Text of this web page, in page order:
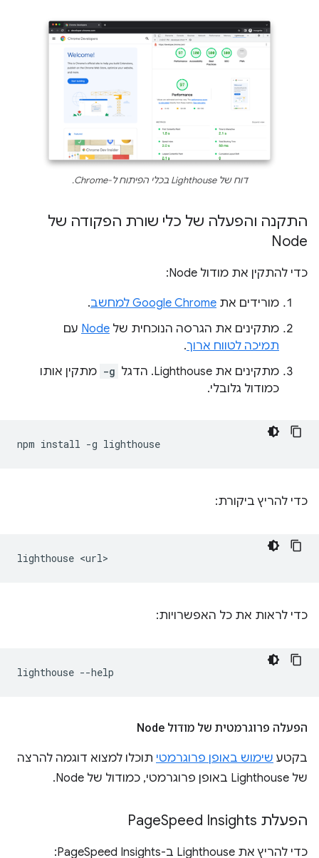
דוח של Lighthouse בכלי הפיתוח ל-Chrome.
התקנה והפעלה של כלי שורת הפקודה של
Node
כדי להתקין את מודול Node:
מורידים את Google Chrome למחשב
.
מתקינים את הגרסה הנוכחית של Node עם
תמיכה לטווח ארוך.
מתקינים את Lighthouse. הדגל
-g מתקין אותו
כמודול גלובלי.
npm install -g
כדי להריץ ביקורת:
lighthouse
כדי לראות את כל האפשרויות:
lighthouse
הפעלה פרוגרמטית של מודול Node
בקטע שימוש באופן פרוגרמטי תוכלו למצוא דוגמה להרצה
של Lighthouse באופן פרוגרמטי, כמודול של Node.
הפעלת Page Speed Insights
כדי להריץ את Lighthouse ב-PageSpeed Insights: